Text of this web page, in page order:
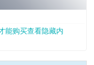
能购买查看隐藏内